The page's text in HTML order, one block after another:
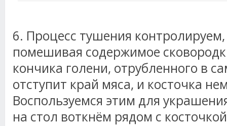
6. Процесс тушения
помешивая содержимое
кончика голени, отрубленного в
отступит край мяса, и косточка
Воспользуемся этим для
на стол воткнём рядом с